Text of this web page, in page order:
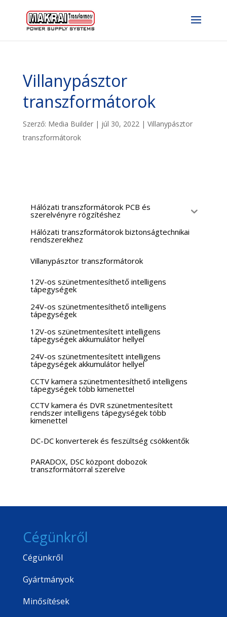
Villanypásztor
transzformátorok
Szerző: Media Builder| júl 30, 2022| Villanypásztor
transzformátorok
Hálózati transzformátorok PCB és
szerelvényre rögzítéshez
Hálózati transzformátorok biztonságtechnikai
rendszerekhez
Villanypásztor transzformátorok
12V-os szünetmentesíthető intelligens
tápegységek
24V-os szünetmentesíthető intelligens
tápegységek
12V-os szünetmentesített intelligens
tápegységek akkumulátor hellyel
24V-os szünetmentesített intelligens
tápegységek akkumulátor hellyel
CCTV kamera szünetmentesíthető intelligens
tápegységek több kimenettel
CCTV kamera és DVR szünetmentesített
rendszer intelligens tápegységek több
kimenettel
DC-DC konverterek és feszültség csökkentők
PARADOX, DSC központ dobozok
transzformátorral szerelve
Cégünkről
Cégünkről
Gyártmányok
Minősítések